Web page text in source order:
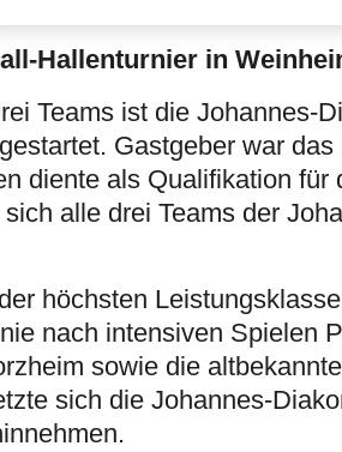
Hallenturnier in
Teams ist die Johannes-
Gastgeber war
diente als Qualifikation
alle drei Teams der
höchsten
nach intensiven Spielen
sowie die
sich die Johannes-